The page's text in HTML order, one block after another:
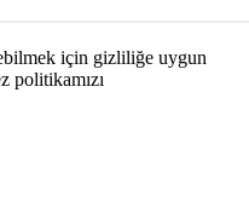
için gizliliğe uygun
politikamızı